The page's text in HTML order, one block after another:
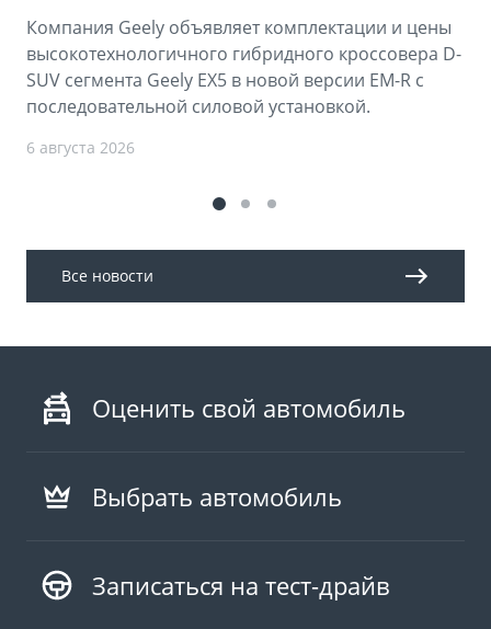
Компания Geely объявляет комплектации и цены
высокотехнологичного гибридного кроссовера D-
SUV сегмента Geely EX5 в новой версии EM-R с
последовательной силовой установкой.
6 августа 2026
Все новости
Оценить свой автомобиль
Выбрать автомобиль
Записаться на тест-драйв